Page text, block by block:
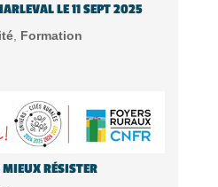
LE 11 SEPT 2025
, Formation
RÉSISTER